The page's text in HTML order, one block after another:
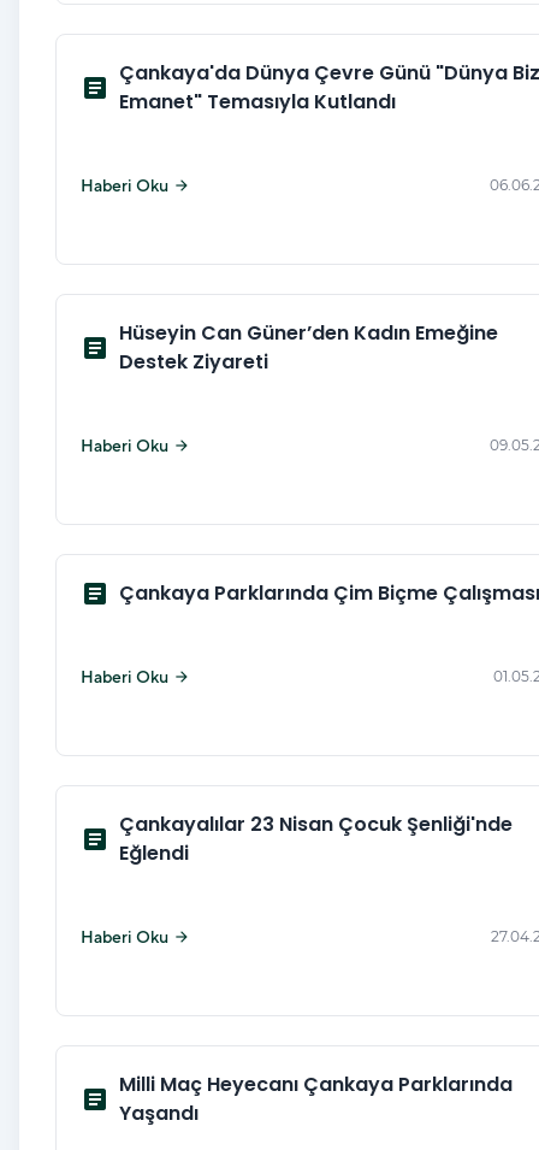
article
Çankaya'da Dünya Çevre Günü "Dünya
Emanet" Temasıyla Kutlandı
Haberi Oku arrow_forward
article
Hüseyin Can Güner’den Kadın Emeğine
Destek Ziyareti
Haberi Oku arrow_forward
article Çankaya Parklarında Çim Biçme Çalışması
Haberi Oku arrow_forward
article
Çankayalılar 23 Nisan Çocuk Şenliği'nde
Eğlendi
Haberi Oku arrow_forward
article
Milli Maç Heyecanı Çankaya Parklarında
Yaşandı